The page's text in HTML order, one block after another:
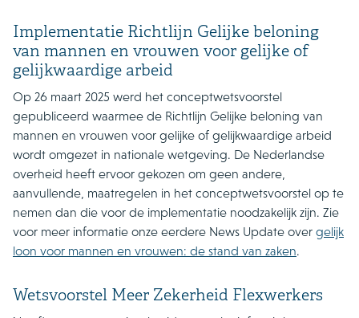
Implementatie Richtlijn Gelijke beloning
van mannen en vrouwen voor gelijke of
gelijkwaardige arbeid
Op 26 maart 2025 werd het conceptwetsvoorstel
gepubliceerd waarmee de Richtlijn Gelijke beloning van
mannen en vrouwen voor gelijke of gelijkwaardige arbeid
wordt omgezet in nationale wetgeving. De Nederlandse
overheid heeft ervoor gekozen om geen andere,
aanvullende, maatregelen in het conceptwetsvoorstel op te
nemen dan die voor de implementatie noodzakelijk zijn. Zie
voor meer informatie onze eerdere News Update over gelijk
loon voor mannen en vrouwen: de stand van zaken.
Wetsvoorstel Meer Zekerheid Flexwerkers